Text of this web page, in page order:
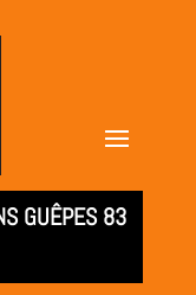
GUÊPES 83